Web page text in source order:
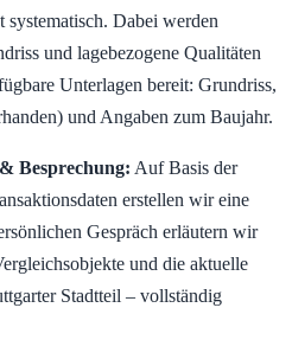
Dabei werden
und lagebezogene Qualitäten
Unterlagen bereit: Grundriss,
und Angaben zum Baujahr.
Besprechung: Auf Basis der
erstellen wir eine
Gespräch erläutern wir
und die aktuelle
Stadtteil – vollständig